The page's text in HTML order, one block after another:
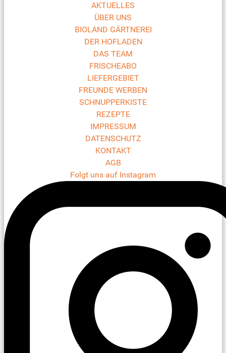
AKTUELLES
ÜBER UNS
BIOLAND GÄRTNEREI
DER HOFLADEN
DAS TEAM
FRISCHEABO
LIEFERGEBIET
FREUNDE WERBEN
SCHNUPPERKISTE
REZEPTE
IMPRESSUM
DATENSCHUTZ
KONTAKT
AGB
Folgt uns auf Instagram